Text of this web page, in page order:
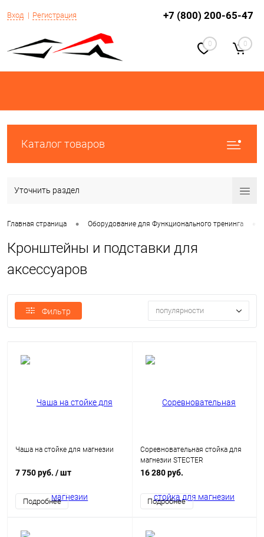
Вход Регистрация +7 (800) 200-65-47
0 0
Каталог товаров
Уточнить раздел
Главная страница • Оборудование для Функционального тренинга
Кронштейны и подставки для
аксессуаров
Фильтр популярности
Чаша на стойке для магнезии
7 750 руб. / шт
Подробнее
Соревновательная стойка для
магнезии STECTER
16 280 руб.
Подробнее